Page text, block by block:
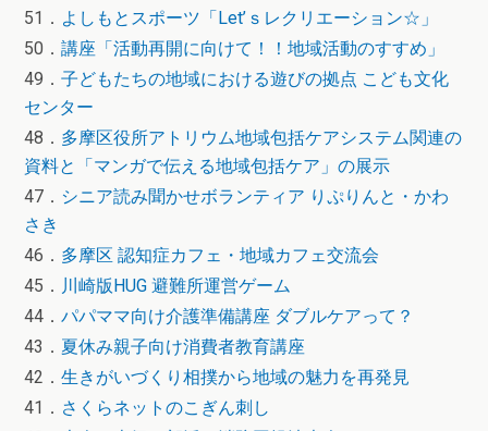
51． よしもとスポーツ「Let’ｓレクリエーション☆」
50． 講座「活動再開に向けて！！地域活動のすすめ」
49． 子どもたちの地域における遊びの拠点 こども文化
センター
48． 多摩区役所アトリウム地域包括ケアシステム関連の
資料と「マンガで伝える地域包括ケア」の展示
47． シニア読み聞かせボランティア りぷりんと・かわ
さき
46． 多摩区 認知症カフェ・地域カフェ交流会
45． 川崎版HUG 避難所運営ゲーム
44． パパママ向け介護準備講座 ダブルケアって？
43． 夏休み親子向け消費者教育講座
42． 生きがいづくり相撲から地域の魅力を再発見
41． さくらネットのこぎん刺し